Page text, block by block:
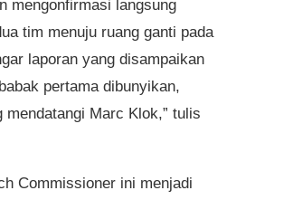
mengonfirmasi langsung
tim menuju ruang ganti pada
laporan yang disampaikan
pertama dibunyikan,
mendatangi Marc Klok,” tulis
Commissioner ini menjadi